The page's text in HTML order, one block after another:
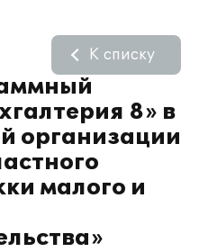
8» в
организации
малого и
К списку